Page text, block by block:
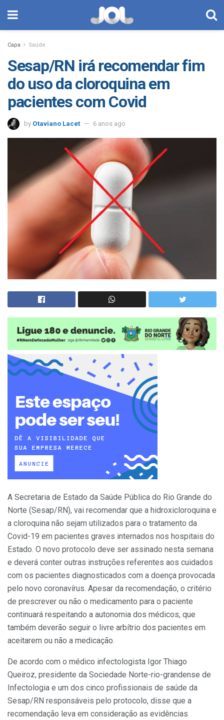
Capa Saúde
Sesap/RN irá recomendar fim
do uso da cloroquina em
pacientes com Covid
by Otaviano Lacet 6 anos ago
A Secretaria de Estado da Saúde Pública do Rio Grande do
Norte (Sesap/RN), vai recomendar que a hidroxicloroquina e
a cloroquina não sejam utilizados para o tratamento da
Covid-19 em pacientes graves internados nos hospitais do
Estado. O novo protocolo deve ser assinado nesta semana
e deverá conter outras instruções referentes aos cuidados
com os pacientes diagnosticados com a doença provocada
pelo novo coronavírus. Apesar da recomendação, o critério
de prescrever ou não o medicamento para o paciente
continuará respeitando a autonomia dos médicos, que
também deverão seguir o livre arbítrio dos pacientes em
aceitarem ou não a medicação.
De acordo com o médico infectologista Igor Thiago
Queiroz, presidente da Sociedade Norte-rio-grandense de
Infectologia e um dos cinco profissionais de saúde da
Sesap/RN responsáveis pelo protocolo, disse que a
recomendação leva em consideração as evidências